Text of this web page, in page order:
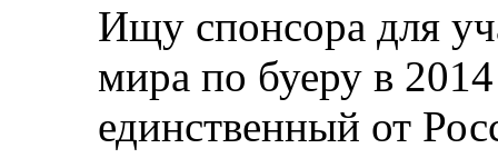
Ищу спонсора для
мира по буеру в
единственный от